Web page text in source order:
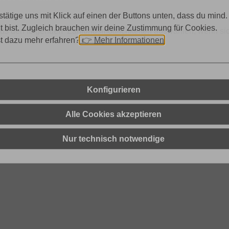
den folgenden Zahlungsmöglichkeiten auswählen, wenn
uns mit Klick auf einen der Buttons unten, dass du mind.
bist. Zugleich brauchen wir deine Zustimmung für Cookies.
dazu mehr erfahren? 👉 Mehr Informationen
Konfigurieren
Alle Cookies akzeptieren
Nur technisch notwendige